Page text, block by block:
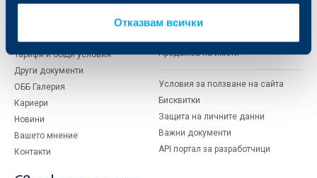
Отказвам всички
Управление
Европейско финансиране
Тарифи и общи условия
Други документи
ОББ Галерия
Кариери
Новини
Вашето мнение
Контакти
ОББ Асет мениджмънт
ОББ Застрахователен брокер
Продажба на имоти
Условия за ползване на сайта
Бисквитки
Защита на личните данни
Важни документи
API портал за разработчици